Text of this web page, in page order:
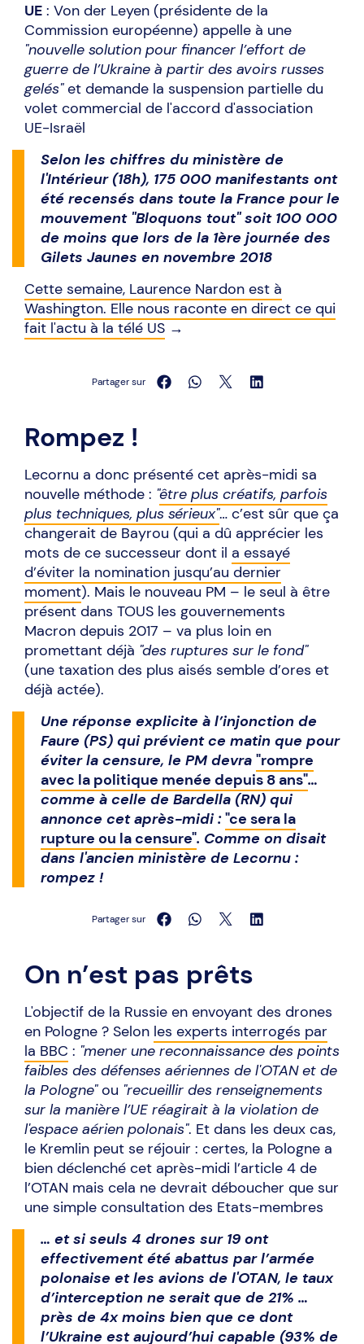
UE : Von der Leyen (présidente de la
Commission européenne) appelle à une
"nouvelle solution pour financer l’effort de
guerre de l’Ukraine à partir des avoirs russes
gelés"et demande la suspension partielle du
volet commercial de l'accord d'association
UE-Israël
Selon les chiffres du ministère de
l'Intérieur (18h), 175 000 manifestants ont
été recensés dans toute la France pour le
mouvement "Bloquons tout" soit 100 000
de moins que lors de la 1ère journée des
Gilets Jaunes en novembre 2018
Cette semaine, Laurence Nardon est à
Washington. Elle nous raconte en direct ce qui
fait l'actu à la télé US →
Partager sur
Rompez !
Lecornu a donc présenté cet après-midi sa
nouvelle méthode : "être plus créatifs, parfois
plus techniques, plus sérieux"… c’est sûr que ça
changerait de Bayrou (qui a dû apprécier les
mots de ce successeur dont il a essayé
d’éviter la nomination jusqu’au dernier
moment). Mais le nouveau PM – le seul à être
présent dans TOUS les gouvernements
Macron depuis 2017 – va plus loin en
promettant déjà "des ruptures sur le fond"
(une taxation des plus aisés semble d’ores et
déjà actée).
Une réponse explicite à l’injonction de
Faure (PS) qui prévient ce matin que pour
éviter la censure, le PM devra "rompre
avec la politique menée depuis 8 ans"…
comme à celle de Bardella (RN) qui
annonce cet après-midi :"ce sera la
rupture ou la censure". Comme on disait
dans l'ancien ministère de Lecornu :
rompez !
Partager sur
On n’est pas prêts
L'objectif de la Russie en envoyant des drones
en Pologne ? Selon les experts interrogés par
la BBC : "mener une reconnaissance des points
faibles des défenses aériennes de l'OTAN et de
la Pologne"ou "recueillir des renseignements
sur la manière l’UE réagirait à la violation de
l'espace aérien polonais". Et dans les deux cas,
le Kremlin peut se réjouir : certes, la Pologne a
bien déclenché cet après-midi l’article 4 de
l’OTAN mais cela ne devrait déboucher que sur
une simple consultation des Etats-membres
… et si seuls 4 drones sur 19 ont
effectivement été abattus par l’armée
polonaise et les avions de l'OTAN, le taux
d’interception ne serait que de 21% …
près de 4x moins bien que ce dont
l’Ukraine est aujourd’hui capable (93% de